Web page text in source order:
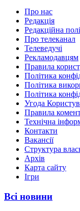
Про нас
Редакція
Редакційна
Про телеканал
Телеведучі
Рекламодавцям
Правила
Політика
Політика
Політика
Угода
Правила
Технічна
Контакти
Вакансії
Структура
Архів
Карта сайту
Ігри
Всі новини